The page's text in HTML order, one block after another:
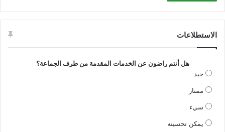
الاستطلاعات
هل أنتم راضون عن الخدمات المقدمة من طرف الجماعة؟
جيد
ممتاز
سيء
يمكن تحسينه